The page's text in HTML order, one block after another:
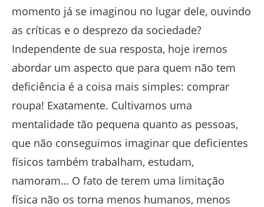
momento já se imaginou no lugar dele, ouvindo
as críticas e o desprezo da sociedade?
Independente de sua resposta, hoje iremos
abordar um aspecto que para quem não tem
deficiência é a coisa mais simples: comprar
roupa! Exatamente. Cultivamos uma
mentalidade tão pequena quanto as pessoas,
que não conseguimos imaginar que deficientes
físicos também trabalham, estudam,
namoram… O fato de terem uma limitação
física não os torna menos humanos, menos